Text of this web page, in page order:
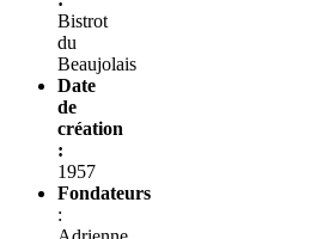
Bistrot
du
Beaujolais
Date
de
création
:
1957
Fondateurs
: